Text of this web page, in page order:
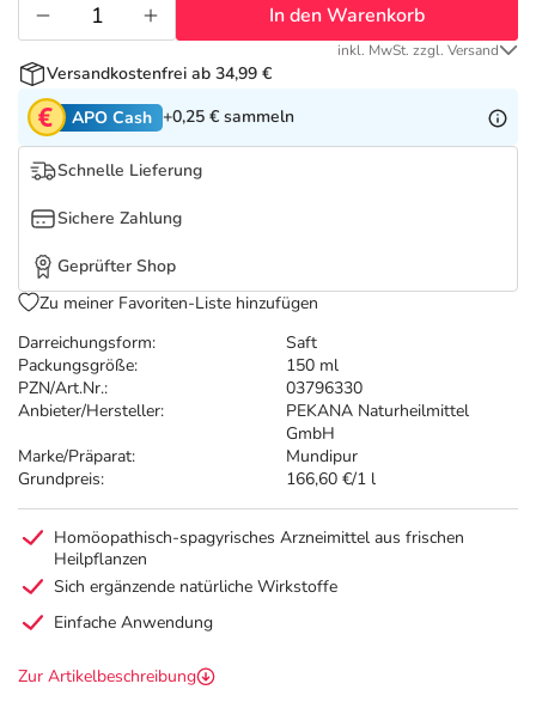
Tierapotheke
Vitamine & Mineralstoffe
Marken
Salus Deals
Darreichungsform:
Saft
Packungsgröße:
150 ml
PZN/Art.Nr.:
03796330
Anbieter/Hersteller:
PEKANA Naturheilmittel
GmbH
Marke/Präparat:
Mundipur
Grundpreis:
166,60 €/1 l
In den Warenkorb
inkl. MwSt. zzgl. Versand
Versandkostenfrei ab 34,99 €
APO Cash +0,25 € sammeln
Schnelle Lieferung
Sichere Zahlung
Geprüfter Shop
Zu meiner Favoriten-Liste hinzufügen
Homöopathisch-spagyrisches Arzneimittel aus frischen
Heilpflanzen
Sich ergänzende natürliche Wirkstoffe
Einfache Anwendung
Zur Artikelbeschreibung